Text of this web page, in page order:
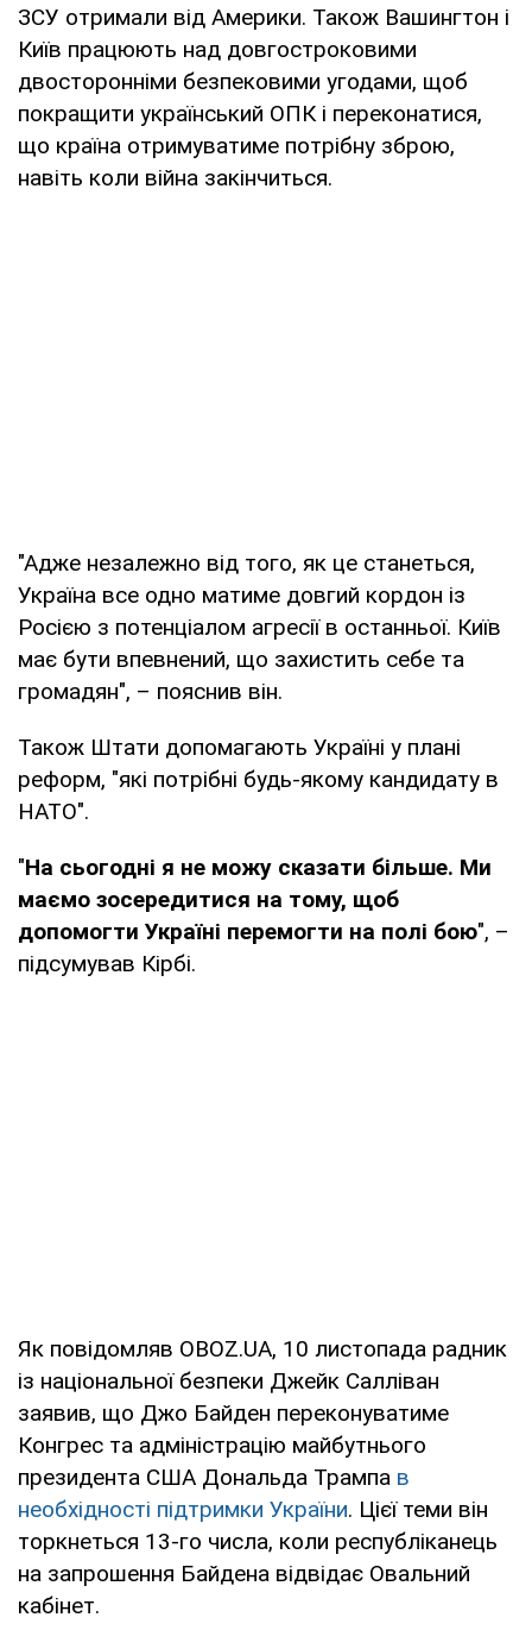
ЗСУ отримали від Америки. Також Вашингтон і
Київ працюють над довгостроковими
двосторонніми безпековими угодами, щоб
покращити український ОПК і переконатися,
що країна отримуватиме потрібну зброю,
навіть коли війна закінчиться.
"Адже незалежно від того, як це станеться,
Україна все одно матиме довгий кордон із
Росією з потенціалом агресії в останньої. Київ
має бути впевнений, що захистить себе та
громадян", – пояснив він.
Також Штати допомагають Україні у плані
реформ, "які потрібні будь-якому кандидату в
НАТО".
"На сьогодні я не можу сказати більше. Ми
маємо зосередитися на тому, щоб
допомогти Україні перемогти на полі бою", –
підсумував Кірбі.
Як повідомляв OBOZ.UA, 10 листопада радник
із національної безпеки Джейк Салліван
заявив, що Джо Байден переконуватиме
Конгрес та адміністрацію майбутнього
президента США Дональда Трампа в
необхідності підтримки України. Цієї теми він
торкнеться 13-го числа, коли республіканець
на запрошення Байдена відвідає Овальний
кабінет.